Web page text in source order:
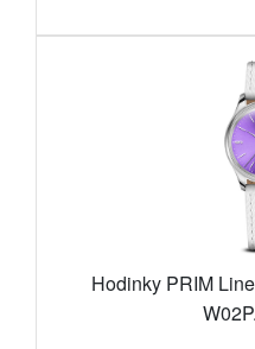
Hodinky PRIM